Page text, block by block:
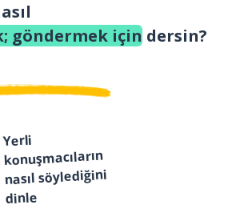
göndermek için dersin?
Yerli
konuşmacıların
nasıl söylediğini
dinle